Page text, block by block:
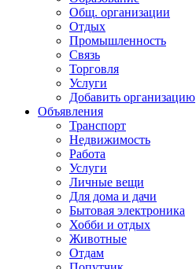
Общ. организации
Отдых
Промышленность
Связь
Торговля
Услуги
Добавить организацию
Объявления
Транспорт
Недвижимость
Работа
Услуги
Личные вещи
Для дома и дачи
Бытовая электроника
Хобби и отдых
Животные
Отдам